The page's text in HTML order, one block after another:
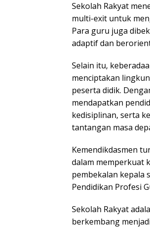
Sekolah Rakyat
multi-exit untuk
Para guru juga
adaptif dan
Selain itu,
menciptakan
peserta didik.
mendapatkan
kedisiplinan, serta
tantangan masa
Kemendikdasmen
dalam memperkuat
pembekalan kepala
Pendidikan Profesi
Sekolah Rakyat
berkembang